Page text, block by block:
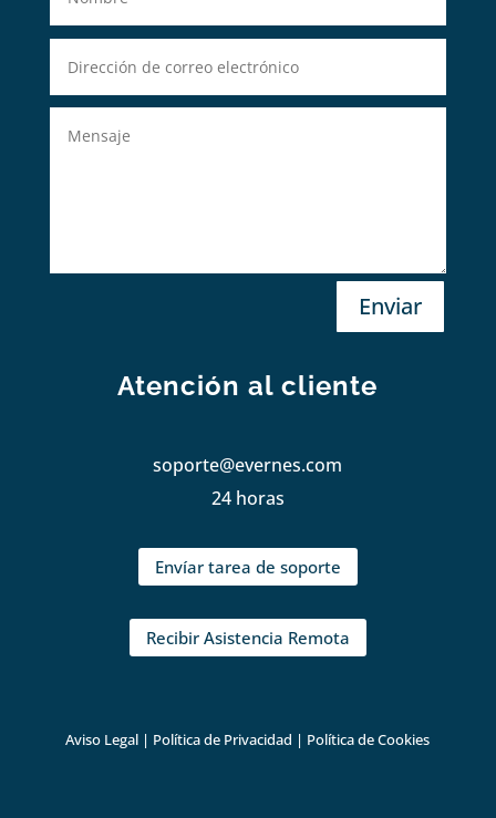
Enviar
Atención al cliente
soporte@evernes.com
24 horas
Envíar tarea de soporte
Recibir Asistencia Remota
Aviso Legal | Política de Privacidad | Política de Cookies